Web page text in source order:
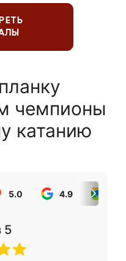
чемпионы
катанию
5.0 4.9
5